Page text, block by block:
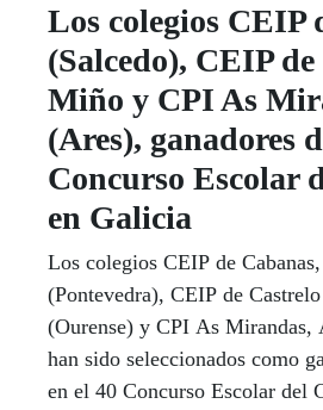
Los colegios CEIP
(Salcedo), CEIP
Miño y CPI As
(Ares), ganadores
Concurso Escolar
en Galicia
Los colegios CEIP de
(Pontevedra), CEIP de
(Ourense) y CPI As Mirandas,
han sido seleccionados como
en el 40 Concurso Escolar del